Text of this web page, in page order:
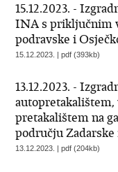
15.12.2023. -
INA s priključnim
podravske i
15.12.2023. | pdf (393kb)
13.12.2023. -
pretakalištem na
području Zadarske
13.12.2023. | pdf (204kb)